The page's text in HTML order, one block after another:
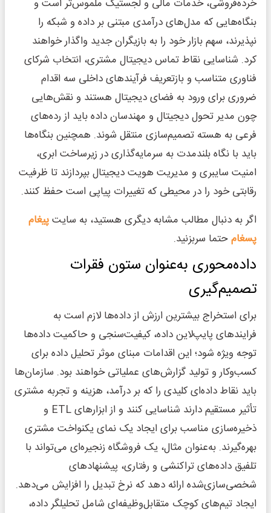
خرده‌فروشی، خدمات مالی و لجستیک ملموس‌تر است و
بنگاه‌هایی که مدل‌های درآمدی مبتنی بر داده و شبکه را
نپذیرند، سهم بازار خود را به بازیگران جدید واگذار خواهند
کرد. شناسایی نقاط تماس دیجیتال مشتری، انتخاب شرکای
فناوری متناسب و بازتعریف فرآیندهای داخلی سه اقدام
ضروری برای ورود به فضای دیجیتال هستند و نقش‌هایی
چون مدیر تحول دیجیتال و مهندسان داده باید از رده‌های
فرعی به هسته تصمیم‌سازی منتقل شوند. همچنین بنگاه‌ها
باید با نگاه بلندمدت به سرمایه‌گذاری در زیرساخت ابری،
امنیت سایبری و مدیریت هویت دیجیتال بپردازند تا ظرفیت
رقابتی خود را در محیطی که تغییرات پیاپی است حفظ کنند.
اگر به دنبال مطالب مشابه دیگری هستید، به سایتپیغام
پسغامحتما سربزنید.
داده‌محوری به‌عنوان ستون فقرات
تصمیم‌گیری
برای استخراج بیشترین ارزش از داده‌ها لازم است به
فرایندهای پایپ‌لاین داده، کیفیت‌سنجی و حاکمیت داده‌ها
توجه ویژه شود؛ این اقدامات مبنای موثر تحلیل داده برای
کسب‌وکار و تولید گزارش‌های عملیاتی خواهند بود. سازمان‌ها
باید نقاط داده‌ای کلیدی را که بر درآمد، هزینه و تجربه مشتری
تأثیر مستقیم دارند شناسایی کنند و از ابزارهای ETL و
ذخیره‌سازی مناسب برای ایجاد یک نمای یکنواخت مشتری
بهره‌گیرند. به‌عنوان مثال، یک فروشگاه زنجیره‌ای می‌تواند با
تلفیق داده‌های تراکنشی و رفتاری، پیشنهادهای
شخصی‌سازی‌شده ارائه دهد که نرخ تبدیل را افزایش می‌دهد.
ایجاد تیم‌های کوچک متقابل‌وظیفه‌ای شامل تحلیلگر داده،